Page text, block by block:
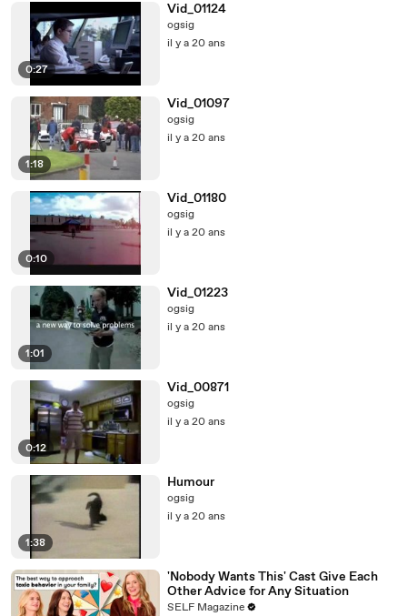
0:27
Vid_01124
ogsig
il y a 20 ans
1:18
Vid_01097
ogsig
il y a 20 ans
0:10
Vid_01180
ogsig
il y a 20 ans
1:01
Vid_01223
ogsig
il y a 20 ans
0:12
Vid_00871
ogsig
il y a 20 ans
1:38
Humour
ogsig
il y a 20 ans
'Nobody Wants This' Cast Give Each
Other Advice for Any Situation
SELF Magazine